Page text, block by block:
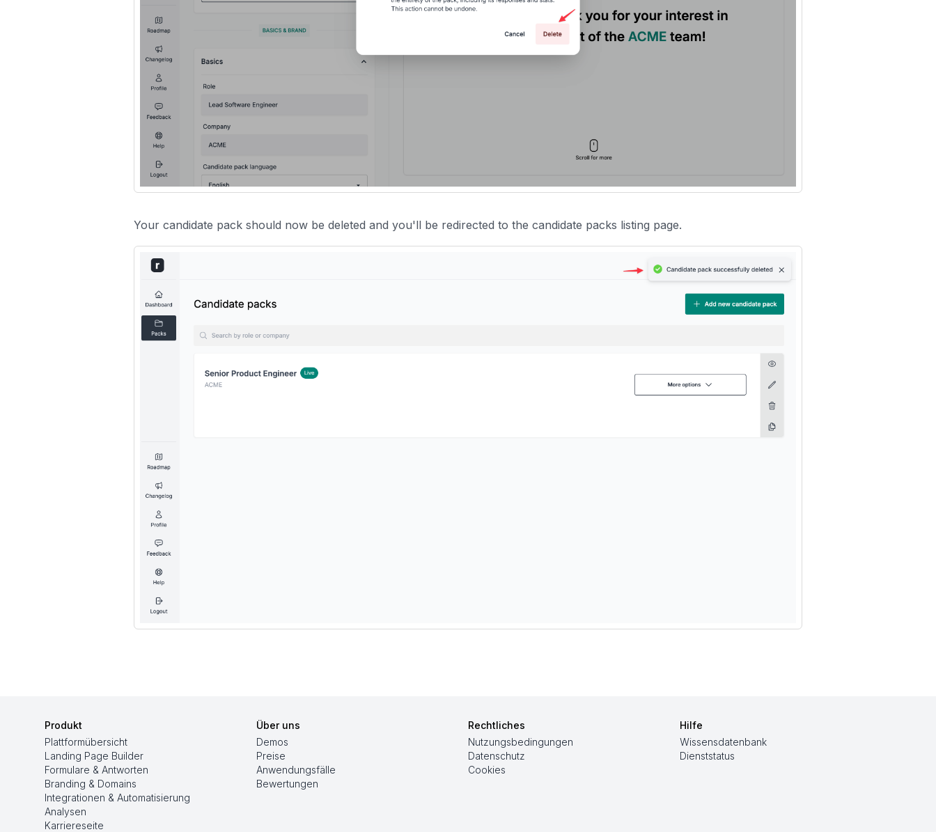
Your candidate pack should now be deleted and you'll be redirected to the candidate packs listing page.
Produkt
Plattformübersicht
Landing Page Builder
Formulare & Antworten
Branding & Domains
Integrationen & Automatisierung
Analysen
Karriereseite
Über uns
Demos
Preise
Anwendungsfälle
Bewertungen
Rechtliches
Nutzungsbedingungen
Datenschutz
Cookies
Hilfe
Wissensdatenbank
Dienststatus